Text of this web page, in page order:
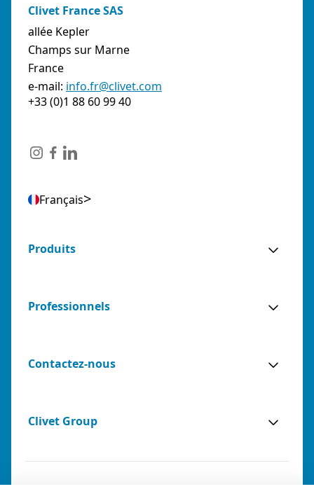
Clivet France SAS
allée Kepler
Champs sur Marne
France
e-mail: info.fr@clivet.com
+33 (0)1 88 60 99 40
Français
Produits
Professionnels
Contactez-nous
Clivet Group